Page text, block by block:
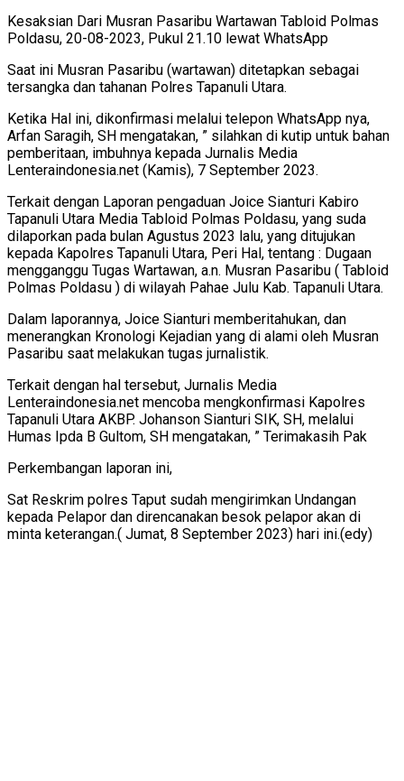
Kesaksian Dari Musran Pasaribu Wartawan Tabloid Polmas
Poldasu, 20-08-2023, Pukul 21.10 lewat WhatsApp
Saat ini Musran Pasaribu (wartawan) ditetapkan sebagai
tersangka dan tahanan Polres Tapanuli Utara.
Ketika Hal ini, dikonfirmasi melalui telepon WhatsApp nya,
Arfan Saragih, SH mengatakan, ” silahkan di kutip untuk bahan
pemberitaan, imbuhnya kepada Jurnalis Media
Lenteraindonesia.net (Kamis), 7 September 2023.
Terkait dengan Laporan pengaduan Joice Sianturi Kabiro
Tapanuli Utara Media Tabloid Polmas Poldasu, yang suda
dilaporkan pada bulan Agustus 2023 lalu, yang ditujukan
kepada Kapolres Tapanuli Utara, Peri Hal, tentang : Dugaan
mengganggu Tugas Wartawan, a.n. Musran Pasaribu ( Tabloid
Polmas Poldasu ) di wilayah Pahae Julu Kab. Tapanuli Utara.
Dalam laporannya, Joice Sianturi memberitahukan, dan
menerangkan Kronologi Kejadian yang di alami oleh Musran
Pasaribu saat melakukan tugas jurnalistik.
Terkait dengan hal tersebut, Jurnalis Media
Lenteraindonesia.net mencoba mengkonfirmasi Kapolres
Tapanuli Utara AKBP. Johanson Sianturi SIK, SH, melalui
Humas Ipda B Gultom, SH mengatakan, ” Terimakasih Pak
Perkembangan laporan ini,
Sat Reskrim polres Taput sudah mengirimkan Undangan
kepada Pelapor dan direncanakan besok pelapor akan di
minta keterangan.( Jumat, 8 September 2023) hari ini.(edy)